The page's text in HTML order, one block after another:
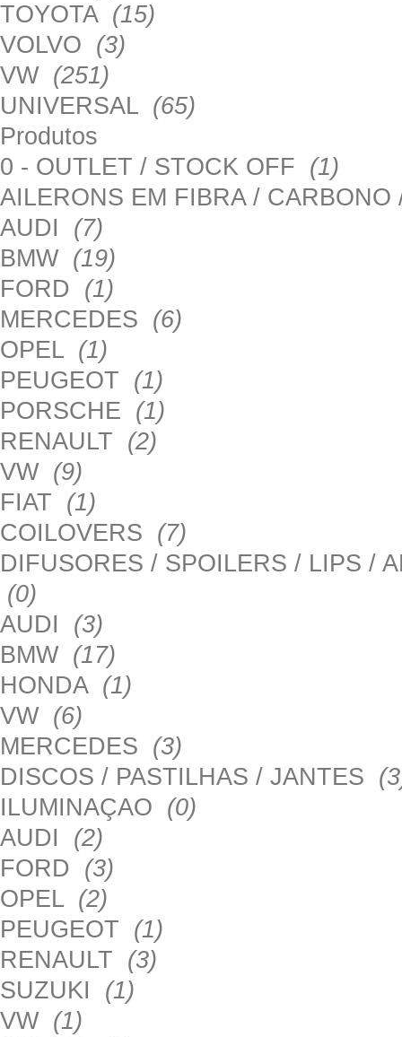
TOYOTA (15)
VOLVO (3)
VW (251)
UNIVERSAL (65)
Produtos
0 - OUTLET / STOCK OFF (1)
AILERONS EM FIBRA /
AUDI (7)
BMW (19)
FORD (1)
MERCEDES (6)
OPEL (1)
PEUGEOT (1)
PORSCHE (1)
RENAULT (2)
VW (9)
FIAT (1)
COILOVERS (7)
DIFUSORES / SPOILERS / LIPS /
(0)
AUDI (3)
BMW (17)
HONDA (1)
VW (6)
MERCEDES (3)
DISCOS / PASTILHAS / JANTES
ILUMINAÇAO (0)
AUDI (2)
FORD (3)
OPEL (2)
PEUGEOT (1)
RENAULT (3)
SUZUKI (1)
VW (1)